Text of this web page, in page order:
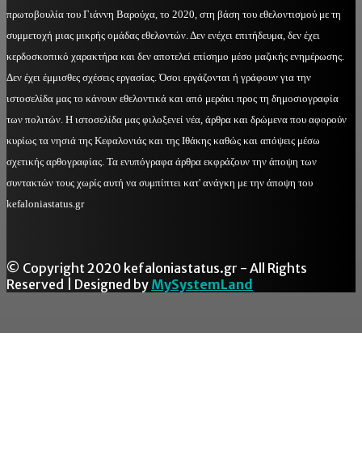
πρωτοβουλία του Γιάννη Βαρούχα, το 2020, στη βάση του εθελοντισμού με τη
συμμετοχή μιας μικρής ομάδας εθελοντών. Δεν ενέχει επιτήδευμα, δεν έχει
κερδοσκοπικό χαρακτήρα και δεν αποτελεί επίσημο μέσο μαζικής ενημέρωσης.
Δεν έχει έμμισθες σχέσεις εργασίας. Όσοι εργάζονται ή γράφουν για την
ιστοσελίδα μας το κάνουν εθελοντικά και από μεράκι προς τη δημοσιογραφία
των πολιτών. Η ιστοσελίδα μας φιλοξενεί νέα, άρθρα και δρώμενα που αφορούν
κυρίως τα νησιά της Κεφαλονιάς και της Ιθάκης καθώς και απόψεις μέσω
σχετικής αρθογραφίας. Τα ενυπόγραφα άρθρα εκφράζουν την άποψη των
συντακτών τους χωρίς αυτή να συμπίπτει κατ' ανάγκη με την άποψη του
kefaloniastatus.gr
© Copyright 2020 kefaloniastatus.gr - All Rights
Reserved | Designed by MySystemLand